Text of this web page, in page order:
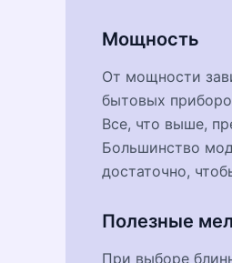
Мощность
От мощности
бытовых
Все, что выше,
Большинство
достаточно,
Полезные
При выборе